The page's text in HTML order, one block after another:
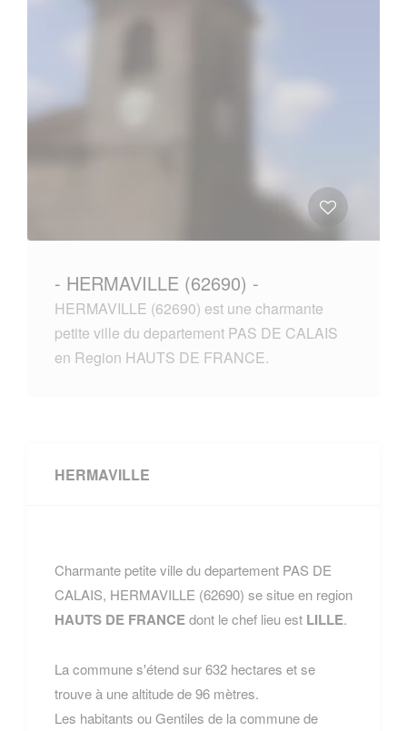
- HERMAVILLE (62690) -
HERMAVILLE (62690) est une charmante
petite ville du departement PAS DE CALAIS
en Region HAUTS DE FRANCE.
HERMAVILLE
Charmante petite ville du departement PAS DE
CALAIS, HERMAVILLE (62690) se situe en region
HAUTS DE FRANCEdont le chef lieu est LILLE.
La commune s'étend sur 632 hectares et se
trouve à une altitude de 96 mètres.
Les habitants ou Gentiles de la commune de